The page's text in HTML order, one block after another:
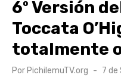
conexión a internet más
6º Versión
Toccata
totalmente
Por PichilemuTV.org 7